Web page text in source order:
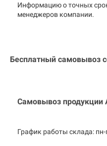
Информацию о точных
менеджеров компании.
Бесплатный самовывоз
Самовывоз продукции
График работы склада: пн-